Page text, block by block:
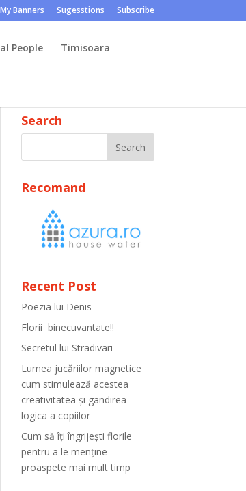
My Banners Sugesstions Subscribe
People Timisoara
Search
Recomand
Recent Post
Poezia lui Denis
Florii binecuvantate!!
Secretul lui Stradivari
Lumea jucăriilor magnetice
cum stimulează acestea
creativitatea și gandirea
logica a copiilor
Cum să îți îngrijești florile
pentru a le menține
proaspete mai mult timp